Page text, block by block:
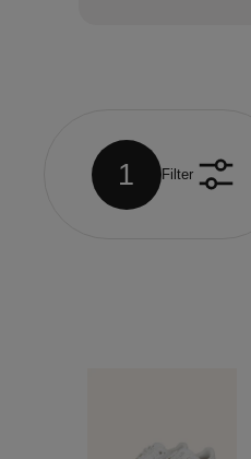
1 Filter